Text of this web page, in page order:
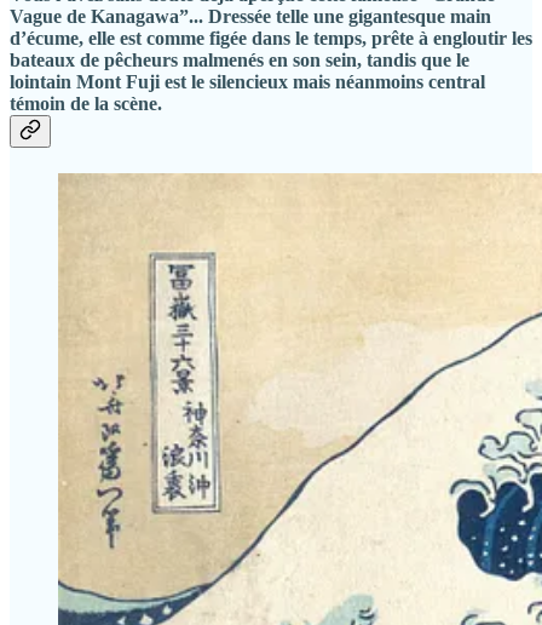
Vague de Kanagawa”... Dressée telle une gigantesque main
d’écume, elle est comme figée dans le temps, prête à engloutir les
bateaux de pêcheurs malmenés en son sein, tandis que le
lointain Mont Fuji est le silencieux mais néanmoins central
témoin de la scène.